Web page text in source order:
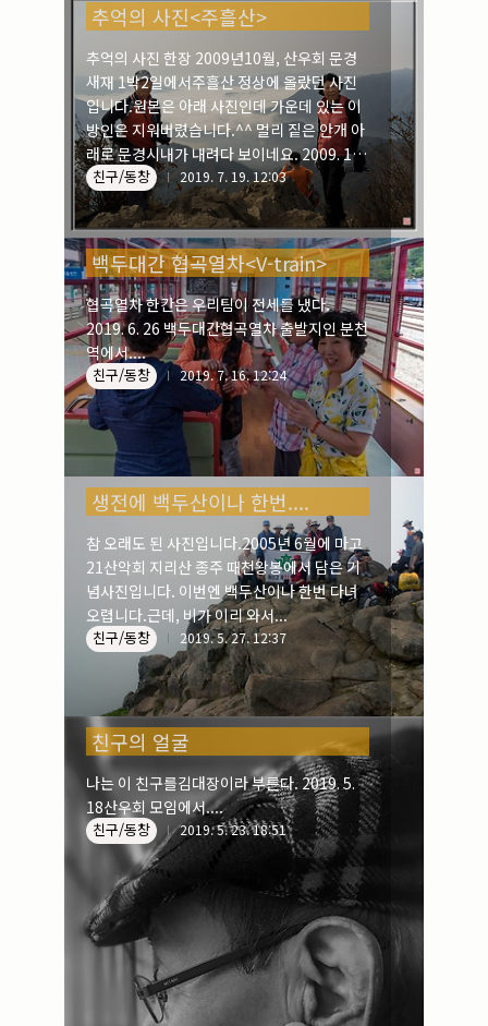
추억의 사진<주흘산>
추억의 사진 한장 2009년10월, 산우회 문경
새재 1박2일에서주흘산 정상에 올랐던 사진
입니다.원본은 아래 사진인데 가운데 있는 이
방인은 지워버렸습니다.^^ 멀리 짙은 안개 아
래로 문경시내가 내려다 보이네요. 2009. 10.
25문경 주흘산(1,108m)에서....
친구/동창 2019. 7. 19. 12:03
백두대간 협곡열차<V-train>
협곡열차 한칸은 우리팀이 전세를 냈다.
2019. 6. 26 백두대간협곡열차 출발지인 분천
역에서....
친구/동창 2019. 7. 16. 12:24
생전에 백두산이나 한번....
참 오래도 된 사진입니다.2005년 6월에 마고
21산악회 지리산 종주 때천왕봉에서 담은 기
념사진입니다. 이번엔 백두산이나 한번 다녀
오렵니다.근데, 비가 이리 와서...
친구/동창 2019. 5. 27. 12:37
친구의 얼굴
나는 이 친구를김대장이라 부른다. 2019. 5.
18산우회 모임에서....
친구/동창 2019. 5. 23. 18:51